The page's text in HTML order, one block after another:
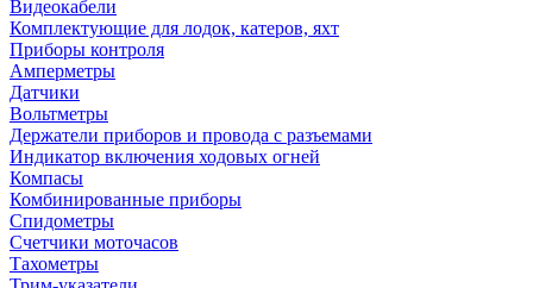
Видеокабели
Комплектующие для лодок, катеров, яхт
Приборы контроля
Амперметры
Датчики
Вольтметры
Держатели приборов и провода с разъемами
Индикатор включения ходовых огней
Компасы
Комбинированные приборы
Спидометры
Счетчики моточасов
Тахометры